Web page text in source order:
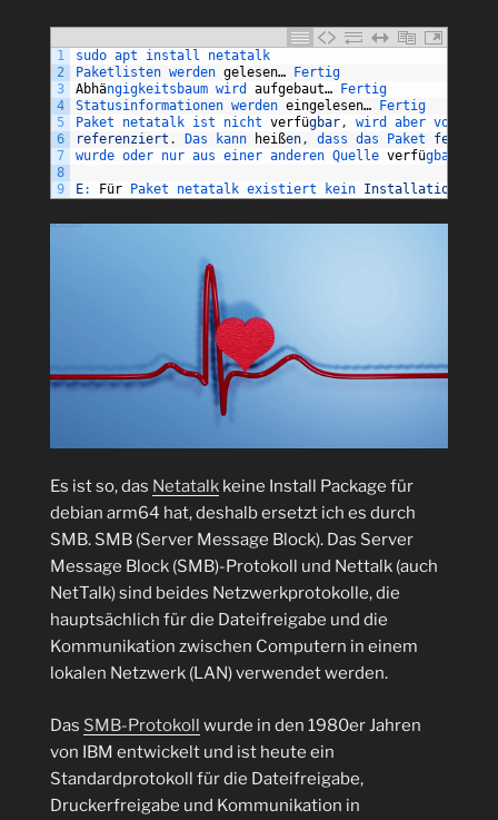
1
2
3
4
5
6
7
8
9
sudo apt install netatalk
Paketlisten werden gelesen… Fertig
Abhängigkeitsbaum wird aufgebaut… Fertig
Statusinformationen werden eingelesen… Fertig
Paket netatalk ist nicht verfügbar , wird aber von
referenziert . Das kann hei ßen , dass das Paket fehlt
wurde oder nur aus einer anderen Quelle verfügbar
E: Für Paket netatalk existiert kein
Es ist so, das Netatalk keine Install Package für
debian arm64 hat, deshalb ersetzt ich es durch
SMB. SMB (Server Message Block). Das Server
Message Block (SMB)-Protokoll und Nettalk (auch
NetTalk) sind beides Netzwerkprotokolle, die
hauptsächlich für die Dateifreigabe und die
Kommunikation zwischen Computern in einem
lokalen Netzwerk (LAN) verwendet werden.
Das SMB-Protokoll wurde in den 1980er Jahren
von IBM entwickelt und ist heute ein
Standardprotokoll für die Dateifreigabe,
Druckerfreigabe und Kommunikation in